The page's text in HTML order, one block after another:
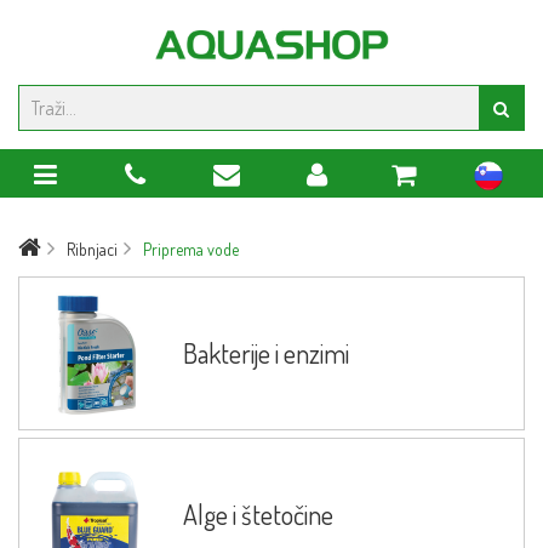
Ribnjaci Priprema vode
Bakterije i enzimi
Alge i štetočine